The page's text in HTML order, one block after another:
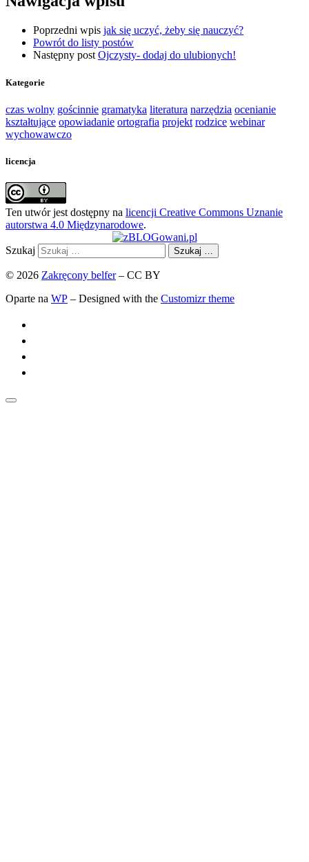
Poprzedni wpis jak się uczyć, żeby się nauczyć?
Powrót do listy postów
Następny post Ojczysty- dodaj do ulubionych!
Kategorie
czas wolny gościnnie gramatyka literatura narzędzia ocenianie
kształtujące opowiadanie ortografia projekt rodzice webinar
wychowawczo
licencja
Ten utwór jest dostępny na licencji Creative Commons Uznanie
autorstwa 4.0 Międzynarodowe.
Szukaj Szukaj …
© 2026 Zakręcony belfer– CC BY
Oparte na WP – Designed with the Customizr theme